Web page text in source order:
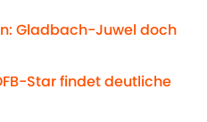
Gladbach-Juwel doch
Star findet deutliche